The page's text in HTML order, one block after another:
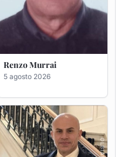
Giuseppe Saba
5 agosto 2026